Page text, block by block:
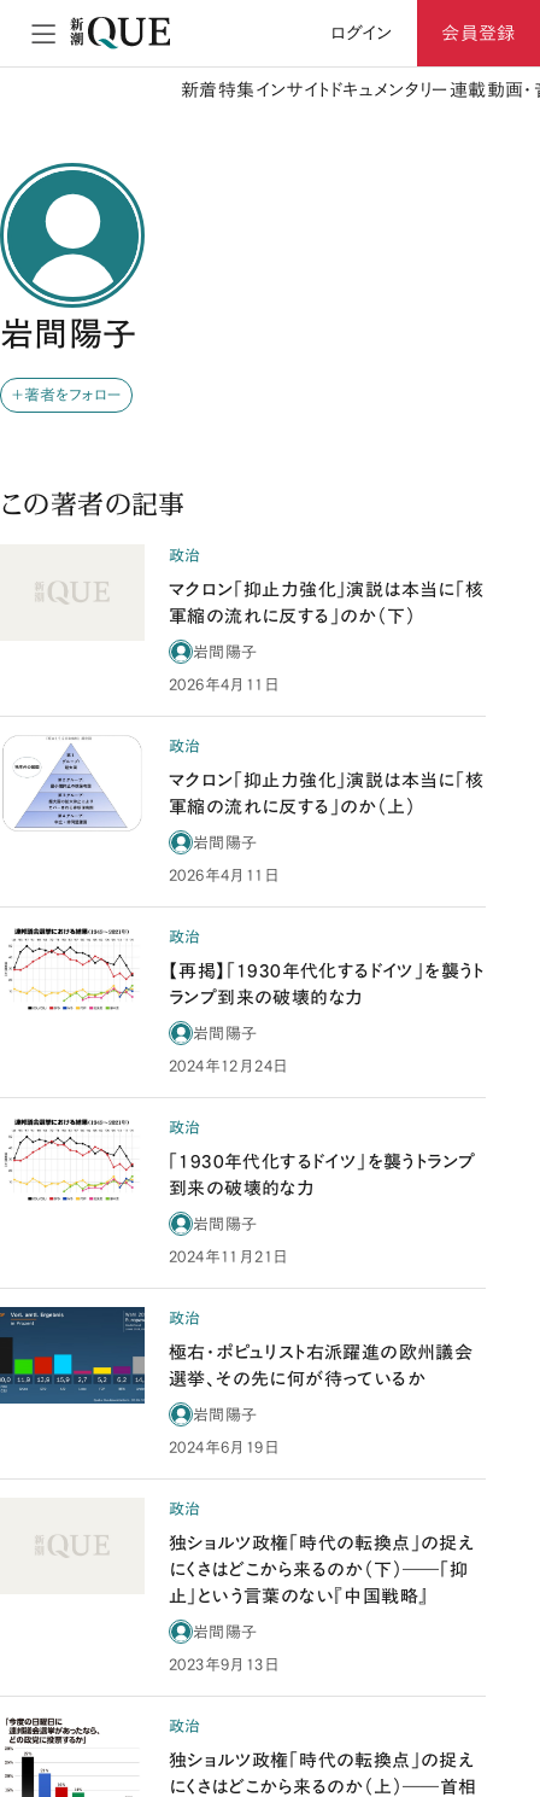
ログイン 会員登録
新着特集 インサイト ドキュメンタリー 連載動画
岩間陽子
＋著者をフォロー
この著者の記事
政治
マクロン「抑止力強化」演説は本当に「核
軍縮の流れに反する」のか（下）
岩間陽子
2026年4月11日
政治
マクロン「抑止力強化」演説は本当に「核
軍縮の流れに反する」のか（上）
岩間陽子
2026年4月11日
政治
【再掲】「1930年代化するドイツ」を襲うト
ランプ到来の破壊的な力
岩間陽子
2024年12月24日
政治
「1930年代化するドイツ」を襲うトランプ
到来の破壊的な力
岩間陽子
2024年11月21日
政治
極右・ポピュリスト右派躍進の欧州議会
選挙、その先に何が待っているか
岩間陽子
2024年6月19日
政治
独ショルツ政権「時代の転換点」の捉え
にくさはどこから来るのか（下）――「抑
止」という言葉のない『中国戦略』
岩間陽子
2023年9月13日
政治
独ショルツ政権「時代の転換点」の捉え
にくさはどこから来るのか（上）――首相